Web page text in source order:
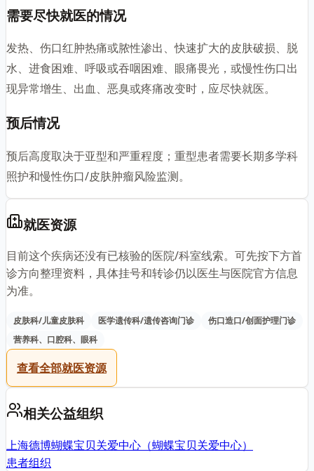
需要尽快就医的情况
发热、伤口红肿热痛或脓性渗出、快速扩大的皮肤破损、脱
水、进食困难、呼吸或吞咽困难、眼痛畏光，或慢性伤口出
现异常增生、出血、恶臭或疼痛改变时，应尽快就医。
预后情况
预后高度取决于亚型和严重程度；重型患者需要长期多学科
照护和慢性伤口/皮肤肿瘤风险监测。
就医资源
目前这个疾病还没有已核验的医院/科室线索。可先按下方首
诊方向整理资料，具体挂号和转诊仍以医生与医院官方信息
为准。
皮肤科/儿童皮肤科 医学遗传科/遗传咨询门诊
伤口造口/创面护理门诊
营养科、口腔科、眼科
查看全部就医资源
相关公益组织
上海德博蝴蝶宝贝关爱中心（蝴蝶宝贝关爱中心）
患者组织